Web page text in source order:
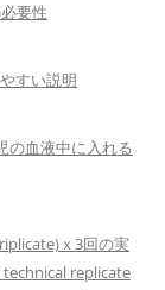
要性
すい説明
の血液中に入れる
ｘ3回の実
replicate